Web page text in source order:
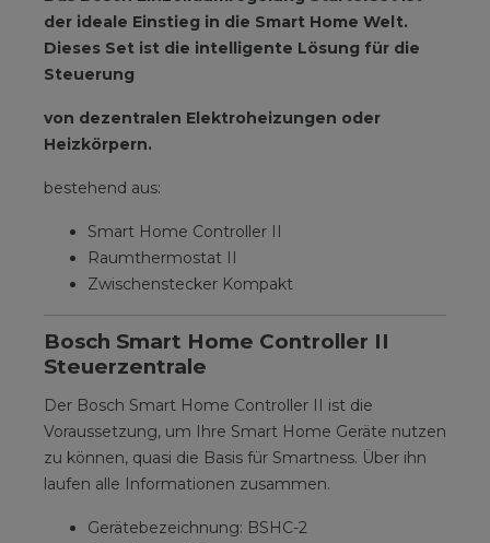
der ideale Einstieg in die Smart Home Welt.
Dieses Set ist die intelligente Lösung für die
Steuerung
von dezentralen Elektroheizungen oder
Heizkörpern.
bestehend aus:
Smart Home Controller II
Raumthermostat II
Zwischenstecker Kompakt
Bosch Smart Home Controller II
Steuerzentrale
Der Bosch Smart Home Controller II ist die
Voraussetzung, um Ihre Smart Home Geräte nutzen
zu können, quasi die Basis für Smartness. Über ihn
laufen alle Informationen zusammen.
Gerätebezeichnung: BSHC-2